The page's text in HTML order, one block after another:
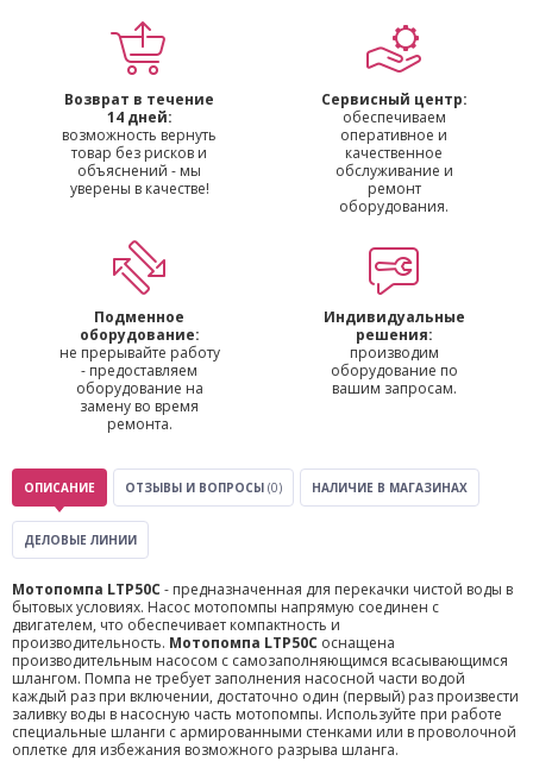
Возврат в течение
14 дней:
возможность вернуть
товар без рисков и
объяснений - мы
уверены в качестве!
Сервисный центр:
обеспечиваем
оперативное и
качественное
обслуживание и
ремонт
оборудования.
Подменное
оборудование:
не прерывайте работу
- предоставляем
оборудование на
замену во время
ремонта.
Индивидуальные
решения:
производим
оборудование по
вашим запросам.
ОПИСАНИЕ ОТЗЫВЫ И ВОПРОСЫ (0) НАЛИЧИЕ В МАГАЗИНАХ
ДЕЛОВЫЕ ЛИНИИ
Мотопомпа LTP50C - предназначенная для перекачки чистой воды в
бытовых условиях. Насос мотопомпы напрямую соединен с
двигателем, что обеспечивает компактность и
производительность. Мотопомпа LTP50C оснащена
производительным насосом с самозаполняющимся всасывающимся
шлангом. Помпа не требует заполнения насосной части водой
каждый раз при включении, достаточно один (первый) раз произвести
заливку воды в насосную часть мотопомпы. Используйте при работе
специальные шланги с армированными стенками или в проволочной
оплетке для избежания возможного разрыва шланга.